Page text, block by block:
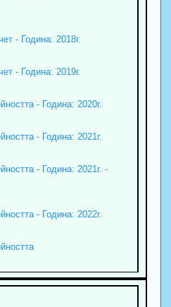
- Година: 2018г.
- Година: 2019г.
- Година: 2020г.
- Година: 2021г.
- Година: 2021г. -
- Година: 2022г.